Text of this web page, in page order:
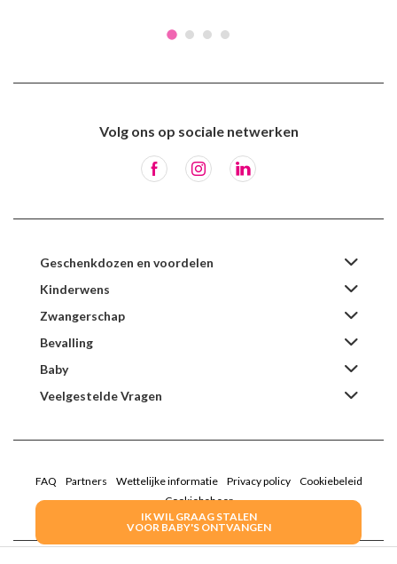
IK WIL GRAAG STALEN
VOOR BABY'S ONTVANGEN
Volg ons op sociale netwerken
Geschenkdozen en voordelen
Kinderwens
Zwangerschap
Bevalling
Baby
Veelgestelde Vragen
FAQ Partners Wettelijke informatie Privacy policy
Cookiebeleid
Cookiebeheer